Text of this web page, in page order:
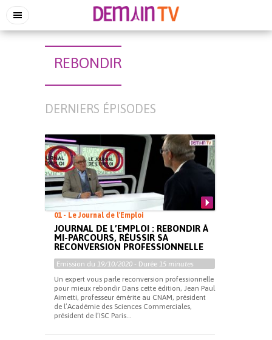
REBONDIR
DERNIERS ÉPISODES
01 - Le Journal de l'Emploi
JOURNAL DE L’EMPLOI : REBONDIR À
MI-PARCOURS, RÉUSSIR SA
RECONVERSION PROFESSIONNELLE
Emission du 19/10/2020 - Durée 15 minutes
Un expert vous parle reconversion professionnelle
pour mieux rebondir Dans cette édition, Jean Paul
Aimetti, professeur émérite au CNAM, président
de l’Académie des Sciences Commerciales,
président de l’ISC Paris...